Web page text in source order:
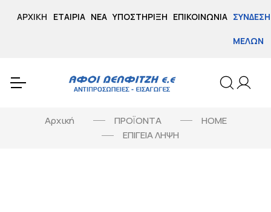
ΑΡΧΙΚΉ ΕΤΑΙΡΊΑ ΝΈΑ ΥΠΟΣΤΉΡΙΞΗ ΕΠΙΚΟΙΝΩΝΊΑ ΣΎΝΔΕΣΗ
ΜΕΛΏΝ
Αρχική ΠΡΟΪΟΝΤΑ
HOME
ΕΠΙΓΕΙΑ ΛΗΨΗ